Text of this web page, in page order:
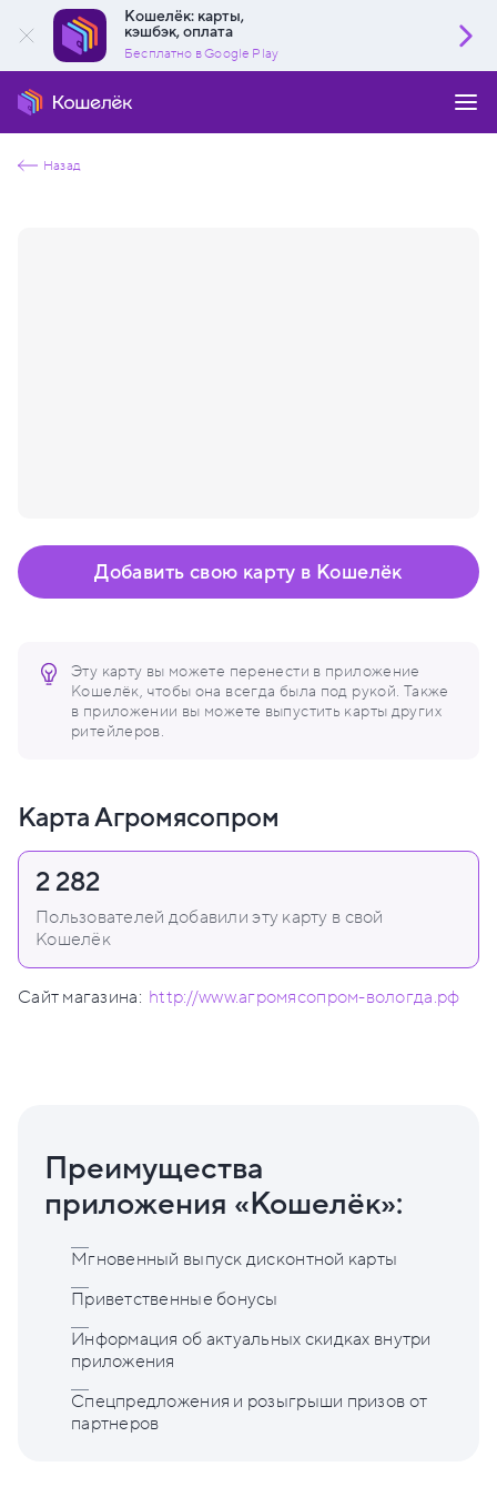
Кошелёк: карты,
кэшбэк, оплата
Бесплатно в Google Play
Назад
Эту карту вы можете перенести в приложение
Кошелёк, чтобы она всегда была под рукой. Также
в приложении вы можете выпустить карты других
ритейлеров.
Добавить свою карту в Кошелёк
Карта Агромясопром
2 282
Пользователей добавили эту карту в свой
Кошелёк
Сайт магазина: http://www.агромясопром-вологда.рф
Преимущества
приложения «Кошелёк»:
Мгновенный выпуск дисконтной карты
Приветственные бонусы
Информация об актуальных скидках внутри
приложения
Спецпредложения и розыгрыши призов от
партнеров